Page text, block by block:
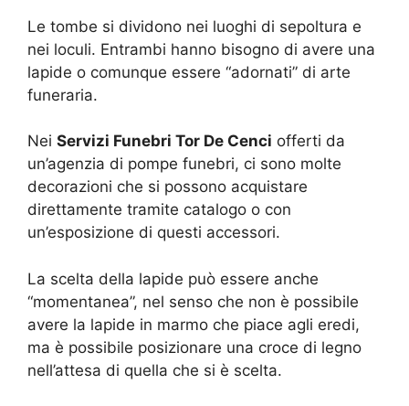
Le tombe si dividono nei luoghi di sepoltura e
nei loculi. Entrambi hanno bisogno di avere una
lapide o comunque essere “adornati” di arte
funeraria.
Nei Servizi Funebri Tor De Cenci offerti da
un’agenzia di pompe funebri, ci sono molte
decorazioni che si possono acquistare
direttamente tramite catalogo o con
un’esposizione di questi accessori.
La scelta della lapide può essere anche
“momentanea”, nel senso che non è possibile
avere la lapide in marmo che piace agli eredi,
ma è possibile posizionare una croce di legno
nell’attesa di quella che si è scelta.